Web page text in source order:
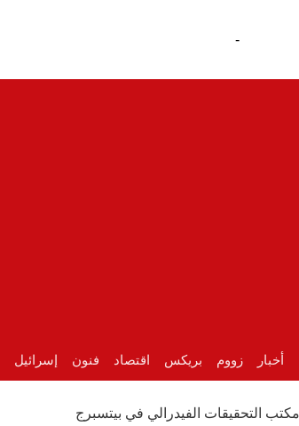
-
أخبار زووم بريكس اقتصاد فنون إسرائيل
التحقيقات الفيدرالي في بيتسبرج